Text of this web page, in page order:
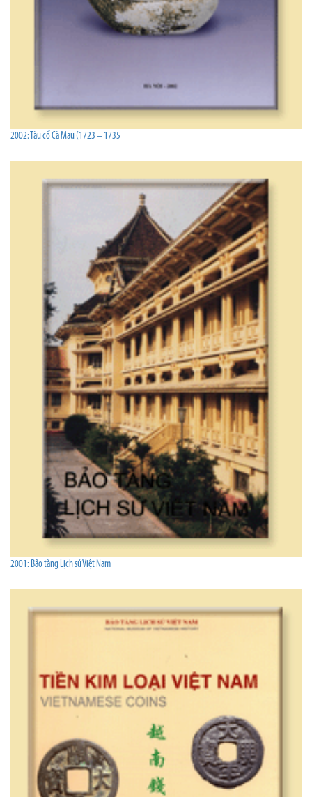
2002: Tàu cổ Cà Mau (1723 – 1735
2001: Bảo tàng Lịch sử Việt Nam